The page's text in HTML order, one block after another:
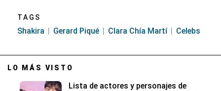
TAGS
Shakira Gerard Piqué Clara Chía Martí Celebs
LO MÁS VISTO
Lista de actores y personajes de